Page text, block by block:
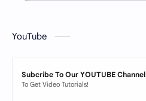
YouTube
Subcribe To Our YOUTUBE Channel
To Get Video Tutorials!